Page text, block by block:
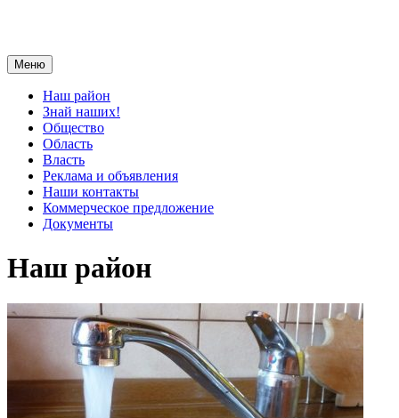
Меню
Наш район
Знай наших!
Общество
Область
Власть
Реклама и объявления
Наши контакты
Коммерческое предложение
Документы
Наш район